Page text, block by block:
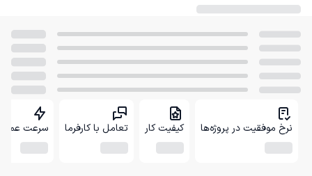
نرخ موفقیت در پروژه‌ها کیفیت کار تعامل با کارفرما سرعت عمل